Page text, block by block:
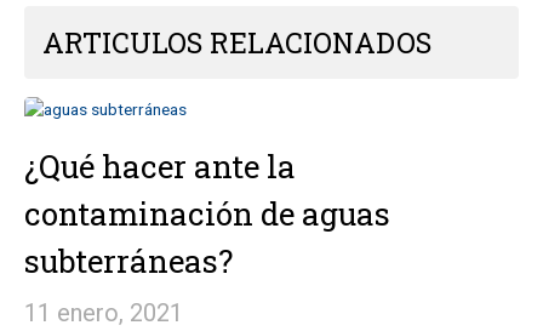
ARTICULOS RELACIONADOS
¿Qué hacer ante la
contaminación de aguas
subterráneas?
11 enero, 2021